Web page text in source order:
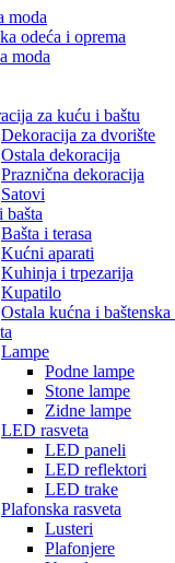
moda
odeća i oprema
moda
za kuću i baštu
Dekoracija za dvorište
Ostala dekoracija
Praznična dekoracija
Satovi
bašta
Bašta i terasa
Kućni aparati
Kuhinja i trpezarija
Kupatilo
Ostala kućna i baštenska
Lampe
Podne lampe
Stone lampe
Zidne lampe
LED rasveta
LED paneli
LED reflektori
LED trake
Plafonska rasveta
Lusteri
Plafonjere